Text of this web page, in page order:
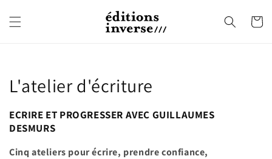
au
Panier
Collection:
L'atelier d'écriture
ECRIRE ET PROGRESSER AVEC GUILLAUMES
DESMURS
Cinq ateliers pour écrire, prendre confiance,